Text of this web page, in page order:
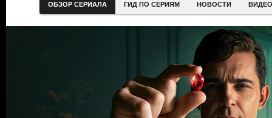
ОБЗОР СЕРИАЛА ГИД ПО СЕРИЯМ НОВОСТИ ВИДЕО